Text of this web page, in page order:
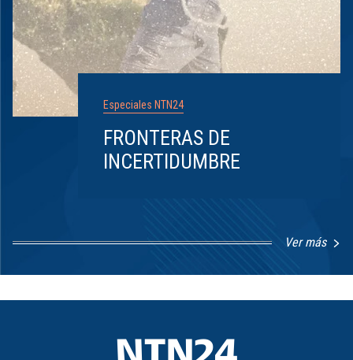
Especiales NTN24
FRONTERAS DE
INCERTIDUMBRE
Ver más
1
8